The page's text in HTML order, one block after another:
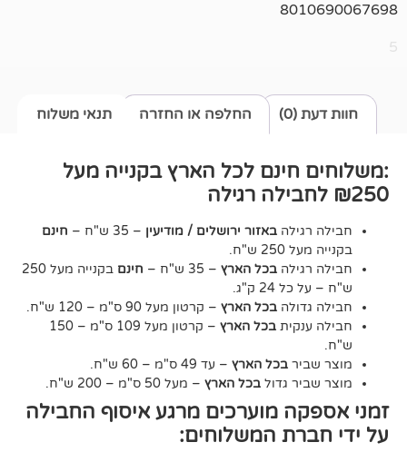
תנאי משלוח החלפה או החזרה
לכל הארץ בקנייה מעל
באזור ירושלים / מודיעין– 35 ש"ח –
חינם
בכל הארץ– 35 ש"ח – חינם
בקנייה מעל 250
בכל הארץ – קרטון מעל 90 ס"מ – 120 ש"ח.
בכל הארץ – קרטון מעל 109 ס"מ – 150
בכל הארץ– עד 49 ס"מ – 60 ש"ח.
גדול
בכל הארץ– מעל 50 ס"מ – 200 ש"ח.
מוערכים מרגע איסוף החבילה
המשלוחים: